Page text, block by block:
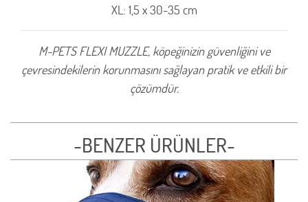
XL: 1,5 x 30-35 cm
M-PETS FLEXI MUZZLE, köpeğinizin güvenliğini ve
çevresindekilerin korunmasını sağlayan pratik ve etkili bir
çözümdür.
-BENZER ÜRÜNLER-